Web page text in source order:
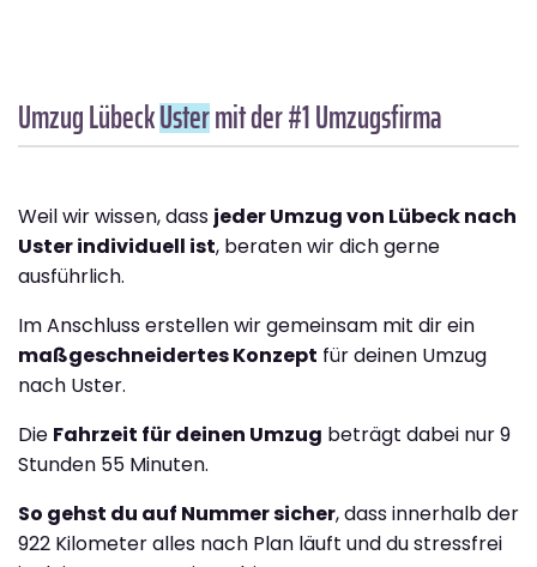
Umzug LübeckUstermit der #1 Umzugsfirma
Weil wir wissen, dass jeder Umzug von Lübeck nach
Uster individuell ist, beraten wir dich gerne
ausführlich.
Im Anschluss erstellen wir gemeinsam mit dir ein
maßgeschneidertes Konzept für deinen Umzug
nach Uster.
Die Fahrzeit für deinen Umzug beträgt dabei nur 9
Stunden 55 Minuten.
So gehst du auf Nummer sicher, dass innerhalb der
922 Kilometer alles nach Plan läuft und du stressfrei